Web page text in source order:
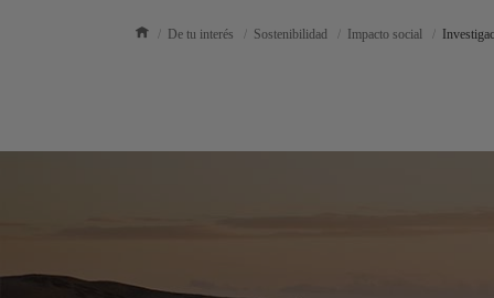
De tu interés Sostenibilidad Impacto social